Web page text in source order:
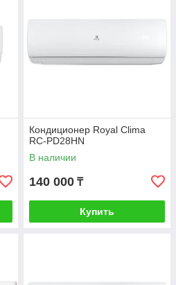
Кондиционер Royal Clima
RC-PD28HN
В наличии
140 000 ₸
Купить